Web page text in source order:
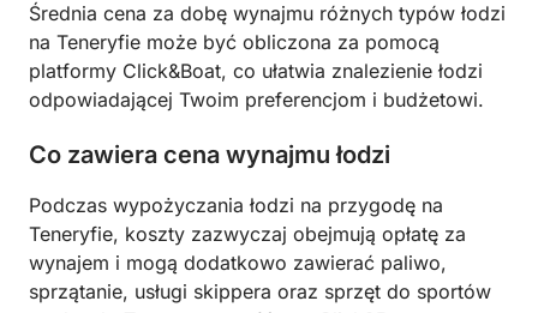
Średnia cena za dobę wynajmu różnych typów łodzi
na Teneryfie może być obliczona za pomocą
platformy Click&Boat, co ułatwia znalezienie łodzi
odpowiadającej Twoim preferencjom i budżetowi.
Co zawiera cena wynajmu łodzi
Podczas wypożyczania łodzi na przygodę na
Teneryfie, koszty zazwyczaj obejmują opłatę za
wynajem i mogą dodatkowo zawierać paliwo,
sprzątanie, usługi skippera oraz sprzęt do sportów